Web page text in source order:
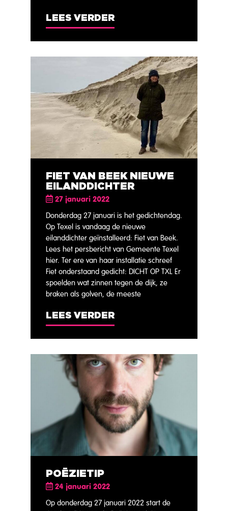
LEES VERDER
FIET VAN BEEK NIEUWE
EILANDDICHTER
27 januari 2022
Donderdag 27 januari is het gedichtendag.
Op Texel is vandaag de nieuwe
eilanddichter geïnstalleerd: Fiet van Beek.
Lees het persbericht van Gemeente Texel
hier. Ter ere van haar installatie schreef
Fiet onderstaand gedicht: DICHT OP TXL Er
spoelden wat zinnen tegen de dijk, ze
braken als golven, de meeste
LEES VERDER
POËZIETIP
24 januari 2022
Op donderdag 27 januari 2022 start de